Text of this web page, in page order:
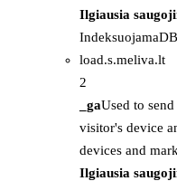
Ilgiausia
IndeksuojamaDB
load.s.meliva.lt
2
_gaUsed to
visitor's device
devices and
Ilgiausia